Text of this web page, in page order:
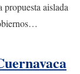
propuesta aislada